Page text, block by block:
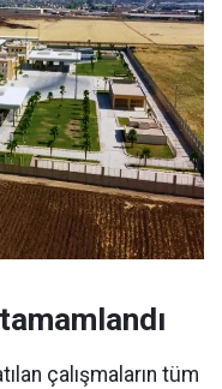
çalışmaların tüm